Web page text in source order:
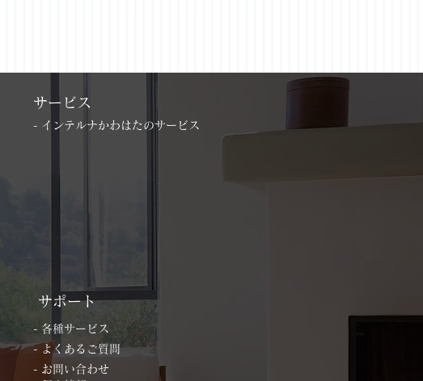
サービス
- インテルナかわはたのサービス
サポート
- 各種サービス
- よくあるご質問
- お問い合わせ